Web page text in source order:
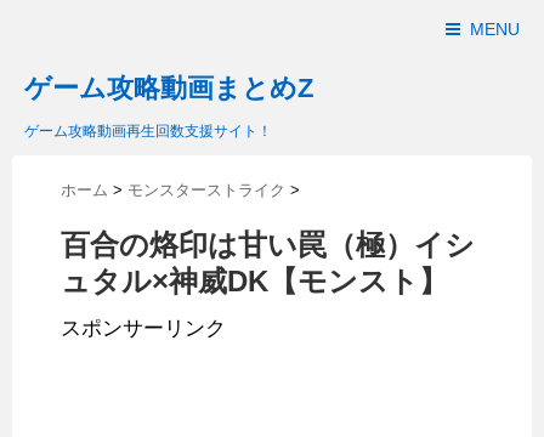
MENU
ゲーム攻略動画まとめZ
ゲーム攻略動画再生回数支援サイト！
ホーム > モンスターストライク >
百合の烙印は甘い罠（極）イシ
ュタル×神威DK【モンスト】
スポンサーリンク